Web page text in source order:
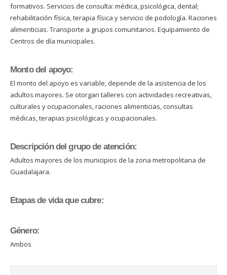
formativos. Servicios de consulta: médica, psicológica, dental;
rehabilitación física, terapia física y servicio de podología. Raciones
alimenticias. Transporte a grupos comunitarios. Equipamiento de
Centros de día municipales.
Monto del apoyo:
El monto del apoyo es variable, depende de la asistencia de los
adultos mayores. Se otorgan talleres con actividades recreativas,
culturales y ocupacionales, raciones alimenticias, consultas
médicas, terapias psicológicas y ocupacionales.
Descripción del grupo de atención:
Adultos mayores de los municipios de la zona metropolitana de
Guadalajara.
Etapas de vida que cubre:
Género:
Ambos